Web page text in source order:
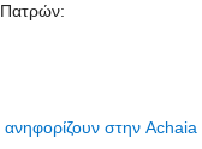
Πατρών:
ανηφορίζουν στην Achaia